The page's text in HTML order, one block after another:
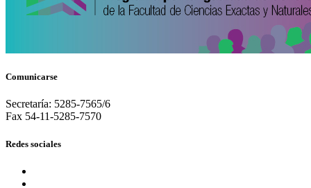
Comunicarse
Secretaría: 5285-7565/6
Fax 54-11-5285-7570
Redes sociales